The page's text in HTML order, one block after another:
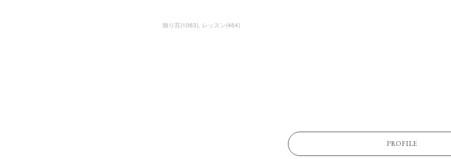
独り言(1063) レッスン(464)
PROFILE